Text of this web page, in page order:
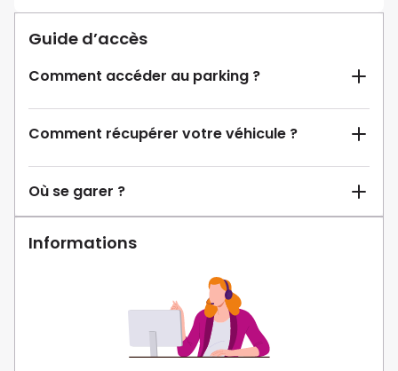
Guide d’accès
Comment accéder au parking ?
Comment récupérer votre véhicule ?
Où se garer ?
Informations